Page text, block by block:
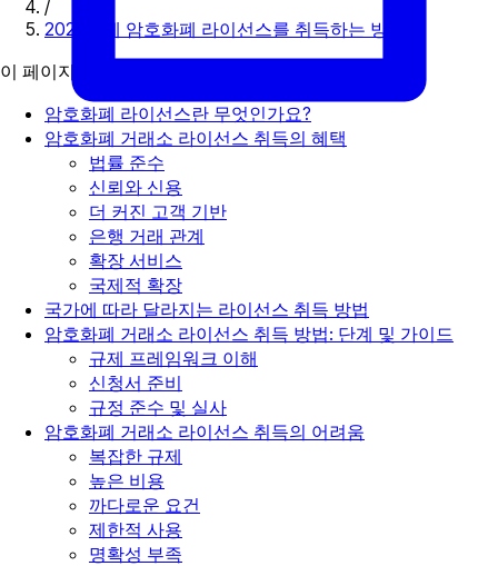
/
2023년에 암호화폐 라이선스를 취득하는 방법
이 페이지에서
암호화폐 라이선스란 무엇인가요?
암호화폐 거래소 라이선스 취득의 혜택
법률 준수
신뢰와 신용
더 커진 고객 기반
은행 거래 관계
확장 서비스
국제적 확장
국가에 따라 달라지는 라이선스 취득 방법
암호화폐 거래소 라이선스 취득 방법: 단계 및 가이드
규제 프레임워크 이해
신청서 준비
규정 준수 및 실사
암호화폐 거래소 라이선스 취득의 어려움
복잡한 규제
높은 비용
까다로운 요건
제한적 사용
명확성 부족